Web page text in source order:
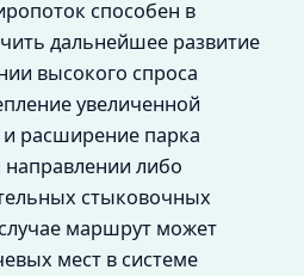
способен в
дальнейшее развитие
высокого спроса
увеличенной
и расширение парка
либо
стыковочных
маршрут может
мест в системе